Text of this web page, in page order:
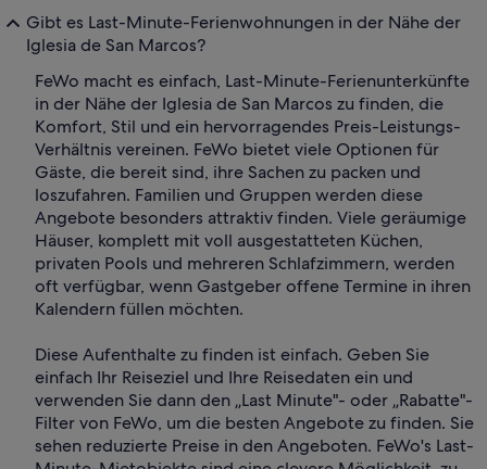
Gibt es Last-Minute-Ferienwohnungen in der Nähe der
Iglesia de San Marcos?
FeWo macht es einfach, Last-Minute-Ferienunterkünfte
in der Nähe der Iglesia de San Marcos zu finden, die
Komfort, Stil und ein hervorragendes Preis-Leistungs-
Verhältnis vereinen. FeWo bietet viele Optionen für
Gäste, die bereit sind, ihre Sachen zu packen und
loszufahren. Familien und Gruppen werden diese
Angebote besonders attraktiv finden. Viele geräumige
Häuser, komplett mit voll ausgestatteten Küchen,
privaten Pools und mehreren Schlafzimmern, werden
oft verfügbar, wenn Gastgeber offene Termine in ihren
Kalendern füllen möchten.
Diese Aufenthalte zu finden ist einfach. Geben Sie
einfach Ihr Reiseziel und Ihre Reisedaten ein und
verwenden Sie dann den „Last Minute"- oder „Rabatte"-
Filter von FeWo, um die besten Angebote zu finden. Sie
sehen reduzierte Preise in den Angeboten. FeWo's Last-